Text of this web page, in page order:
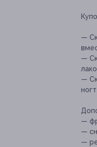
—
—
—
—
—
—